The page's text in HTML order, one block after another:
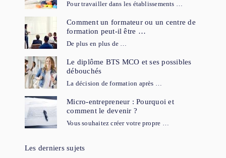
Pour travailler dans les établissements …
Comment un formateur ou un centre de
formation peut-il être …
De plus en plus de …
Le diplôme BTS MCO et ses possibles
débouchés
La décision de formation après …
Micro-entrepreneur : Pourquoi et
comment le devenir ?
Vous souhaitez créer votre propre …
Les derniers sujets